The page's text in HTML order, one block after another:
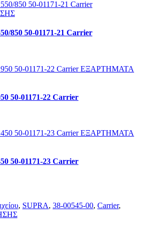
850 50-01171-21 Carrier
50-01171-22 Carrier
50-01171-23 Carrier
, SUPRA, 38-00545-00, Carrier,